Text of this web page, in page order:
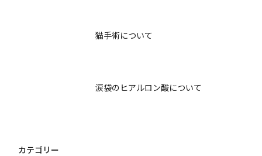
猫手術について
涙袋のヒアルロン酸について
カテゴリー